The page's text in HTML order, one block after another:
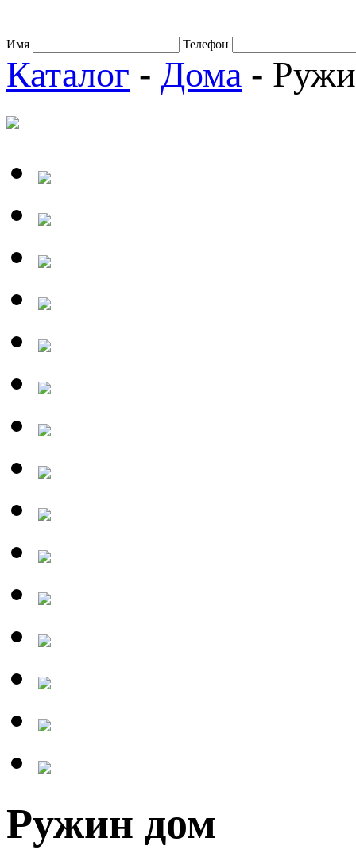
Имя Телефон
Каталог - Дома -
Ружин дом